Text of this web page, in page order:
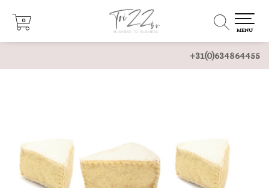
+31(0)634864455
0
0
MENU